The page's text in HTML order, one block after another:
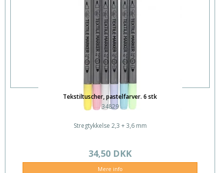
Tekstiltuscher, pastelfarver. 6 stk
34829
Stregtykkelse 2,3 + 3,6 mm
34,50 DKK
Mere info